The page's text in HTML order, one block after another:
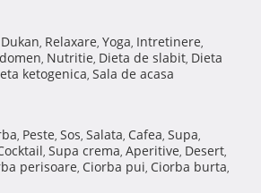
, Relaxare, Yoga, Intretinere,
, Nutritie, Dieta de slabit, Dieta
ketogenica, Sala de acasa
, Peste, Sos, Salata, Cafea, Supa,
, Supa crema, Aperitive, Desert,
perisoare, Ciorba pui, Ciorba burta,